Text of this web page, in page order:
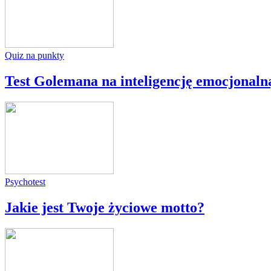
Quiz na punkty
Test Golemana na inteligencję
Psychotest
Jakie jest Twoje życiowe motto?